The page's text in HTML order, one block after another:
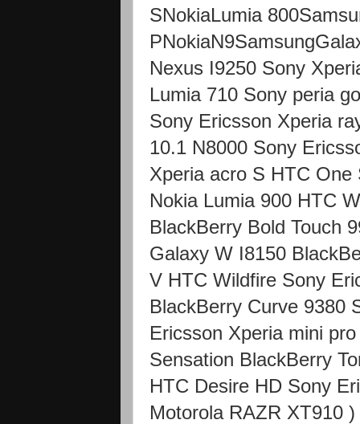
SNokiaLumia
Nexus I9250 Sony
Lumia 710 Sony peria
Sony Ericsson Xperia
10.1 N8000 Sony
Xperia acro S HTC
Nokia Lumia 900 HTC
BlackBerry Bold Touch
Galaxy W I8150
V HTC Wildfire Sony
BlackBerry Curve 9380
Ericsson Xperia mini
Sensation BlackBerry
HTC Desire HD Sony
Motorola RAZR XT910 )